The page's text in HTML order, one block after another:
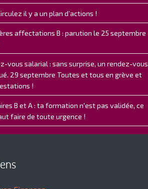
il y a un plan d’actions !
affectations B : parution le 25 septembre
vous salarial : sans surprise, un rendez-vous
29 septembre Toutes et tous en grève et
!
B et A : ta formation n'est pas validée, ce
faire de toute urgence !